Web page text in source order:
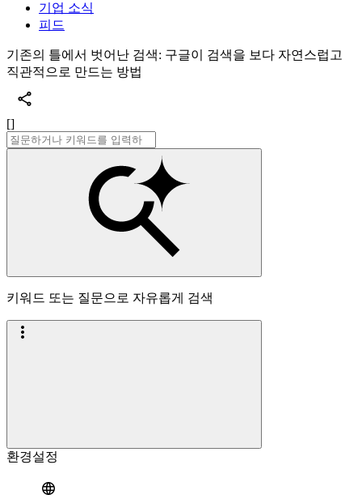
기업 소식
피드
기존의 틀에서 벗어난 검색: 구글이 검색을 보다 자연스럽고
직관적으로 만드는 방법
[]
키워드 또는 질문으로 자유롭게 검색
환경설정